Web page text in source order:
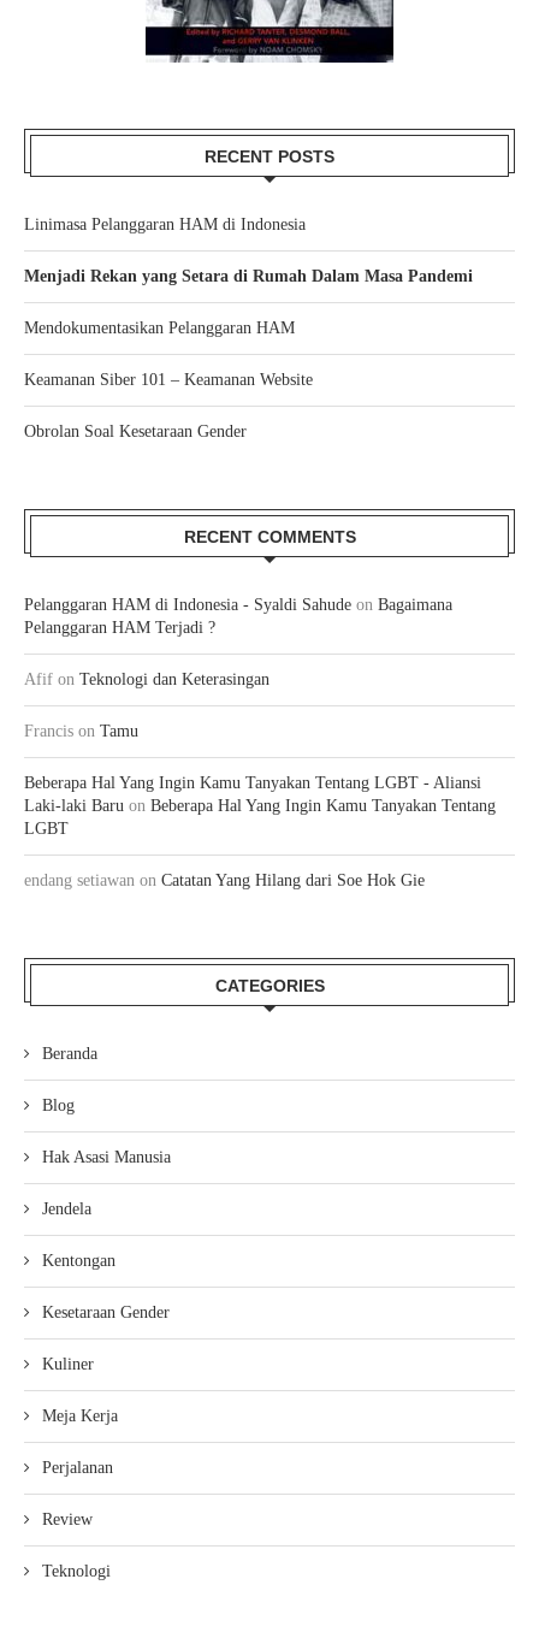
RECENT POSTS
Linimasa Pelanggaran HAM di Indonesia
Menjadi Rekan yang Setara di Rumah Dalam Masa Pandemi
Mendokumentasikan Pelanggaran HAM
Keamanan Siber 101 – Keamanan Website
Obrolan Soal Kesetaraan Gender
RECENT COMMENTS
Pelanggaran HAM di Indonesia - Syaldi Sahude on Bagaimana
Pelanggaran HAM Terjadi ?
Afif on Teknologi dan Keterasingan
Francis on Tamu
Beberapa Hal Yang Ingin Kamu Tanyakan Tentang LGBT - Aliansi
Laki-laki Baru on Beberapa Hal Yang Ingin Kamu Tanyakan Tentang
LGBT
endang setiawan on Catatan Yang Hilang dari Soe Hok Gie
CATEGORIES
Beranda
Blog
Hak Asasi Manusia
Jendela
Kentongan
Kesetaraan Gender
Kuliner
Meja Kerja
Perjalanan
Review
Teknologi